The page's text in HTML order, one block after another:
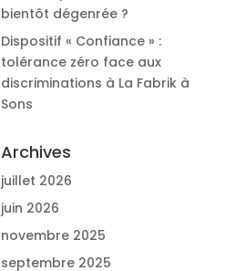
bientôt dégenrée ?
Dispositif « Confiance » :
tolérance zéro face aux
discriminations à La Fabrik à
Sons
Archives
juillet 2026
juin 2026
novembre 2025
septembre 2025